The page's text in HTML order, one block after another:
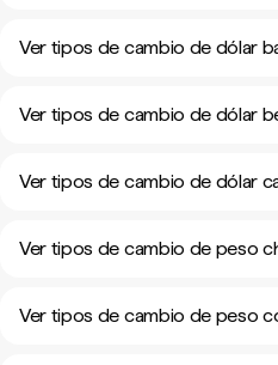
Ver tipos de cambio de dólar
Ver tipos de cambio de dólar
Ver tipos de cambio de dólar
Ver tipos de cambio de peso
Ver tipos de cambio de peso